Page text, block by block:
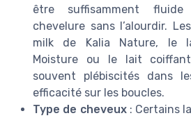
être suffisamment
chevelure sans l’alourdir.
milk de Kalia Nature, le
Moisture ou le lait
souvent plébiscités dans
efficacité sur les boucles.
Type de cheveux: Certains